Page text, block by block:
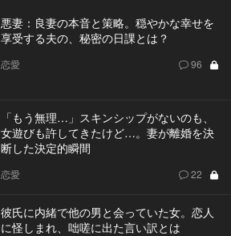
悪妻：良妻の本音と策略。穏やかな幸せを
享受する夫の、秘密の日課とは？
恋愛 96
「もう無理…」スキンシップがないのも、
女遊びも許してきたけど…。妻が離婚を決
断した決定的瞬間
恋愛 22
彼氏に内緒で他の男と会っていた女。恋人
に怪しまれ、咄嗟に出た言い訳とは